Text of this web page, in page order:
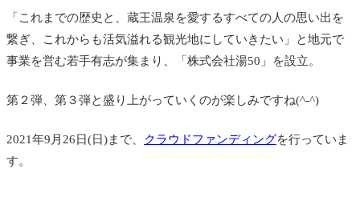
「これまでの歴史と、蔵王温泉を愛するすべての人の思い出を
繋ぎ、これからも活気溢れる観光地にしていきたい」と地元で
事業を営む若手有志が集まり、「株式会社湯50」を設立。
第２弾、第３弾と盛り上がっていくのが楽しみですね(^-^)
2021年9月26日(日)まで、 クラウドファンディングを行っていま
す。